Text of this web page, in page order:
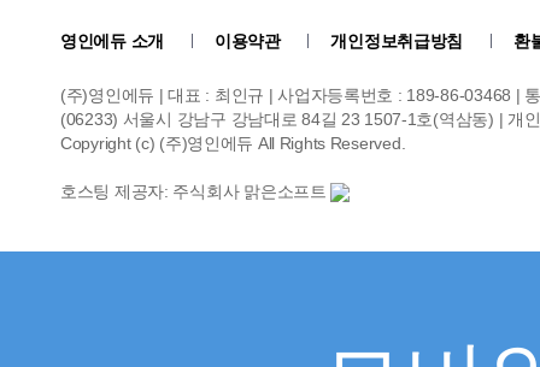
영인에듀 소개 이용약관 개인정보취급방침 환
(주)영인에듀 | 대표 : 최인규 | 사업자등록번호 : 189-86-03468 |
(06233) 서울시 강남구 강남대로 84길 23 1507-1호(역삼동) | 개
Copyright (c) (주)영인에듀 All Rights Reserved.
호스팅 제공자: 주식회사 맑은소프트